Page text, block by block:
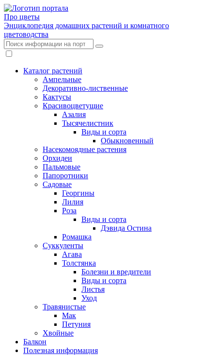
Про цветы
Энциклопедия домашних растений и комнатного
цветоводства
Каталог растений
Ампельные
Декоративно-лиственные
Кактусы
Красивоцветущие
Азалия
Тысячелистник
Виды и сорта
Обыкновенный
Насекомоядные растения
Орхидеи
Пальмовые
Папоротники
Садовые
Георгины
Лилия
Роза
Виды и сорта
Дэвида Остина
Ромашка
Суккуленты
Агава
Толстянка
Болезни и вредители
Виды и сорта
Листья
Уход
Травянистые
Мак
Петуния
Хвойные
Балкон
Полезная информация